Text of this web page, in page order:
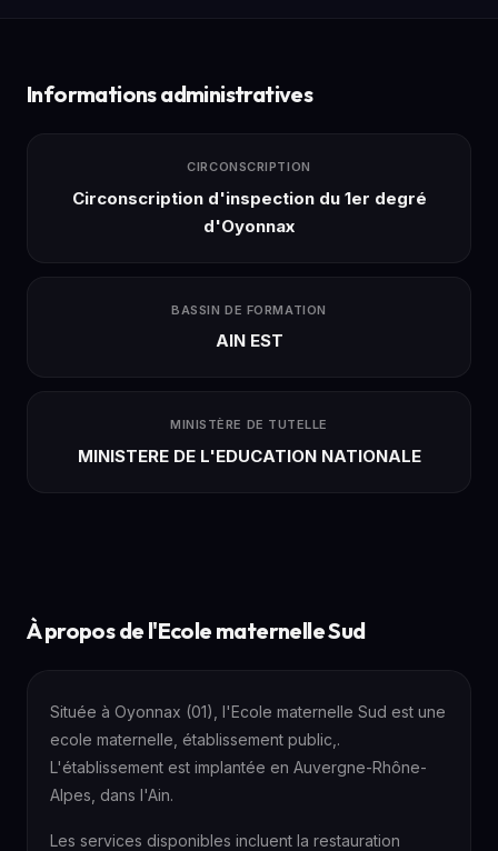
Informations administratives
CIRCONSCRIPTION
Circonscription d'inspection du 1er degré
d'Oyonnax
BASSIN DE FORMATION
AIN EST
MINISTÈRE DE TUTELLE
MINISTERE DE L'EDUCATION NATIONALE
À propos de l'Ecole maternelle Sud
Située à Oyonnax (01), l'Ecole maternelle Sud est une
ecole maternelle, établissement public,.
L'établissement est implantée en Auvergne-Rhône-
Alpes, dans l'Ain.
Les services disponibles incluent la restauration